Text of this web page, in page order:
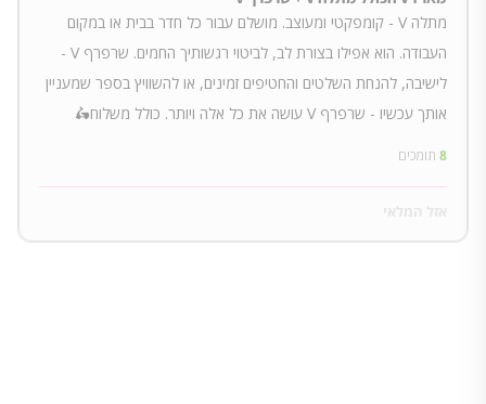
מתלה V - קומפקטי ומעוצב. מושלם עבור כל חדר בבית או במקום
העבודה. הוא אפילו בצורת לב, לביטוי רגשותיך החמים. שרפרף V -
לישיבה, להנחת השלטים והחטיפים זמינים, או להשוויץ בספר שמעניין
אותך עכשיו - שרפרף V עושה את כל אלה ויותר. כולל משלוח🛵
8 תומכים